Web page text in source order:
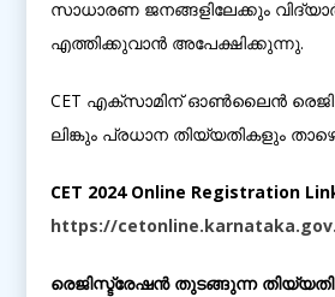
സാധാരണ ജനങ്ങളിലേക്കും
എത്തിക്കുവാൻ അപേക്ഷിക്കുന്നു.
CET എക്സാമിന് ഓൺലൈൻ
ലിങ്കും പ്രധാന തിയ്യതികളും
CET 2024 Online Registration
https://cetonline.karnataka.gov.in/
രെജിസ്ട്രേഷൻ തുടങ്ങുന്ന തിയ്യതി